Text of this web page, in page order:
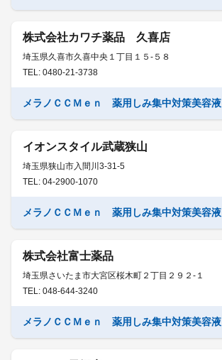
株式会社カワチ薬品 久喜店
埼玉県久喜市久喜中央１丁目１５-５８
TEL: 0480-21-3738
メラノＣＣＭｅｎ 薬用しみ集中対策美容液
イオンスタイル武蔵狭山
埼玉県狭山市入間川3-31-5
TEL: 04-2900-1070
メラノＣＣＭｅｎ 薬用しみ集中対策美容液
株式会社富士薬品
埼玉県さいたま市大宮区桜木町２丁目２９２-１
TEL: 048-644-3240
メラノＣＣＭｅｎ 薬用しみ集中対策美容液